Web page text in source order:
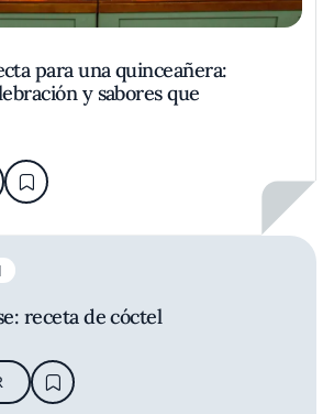
para una quinceañera:
y sabores que
receta de cóctel